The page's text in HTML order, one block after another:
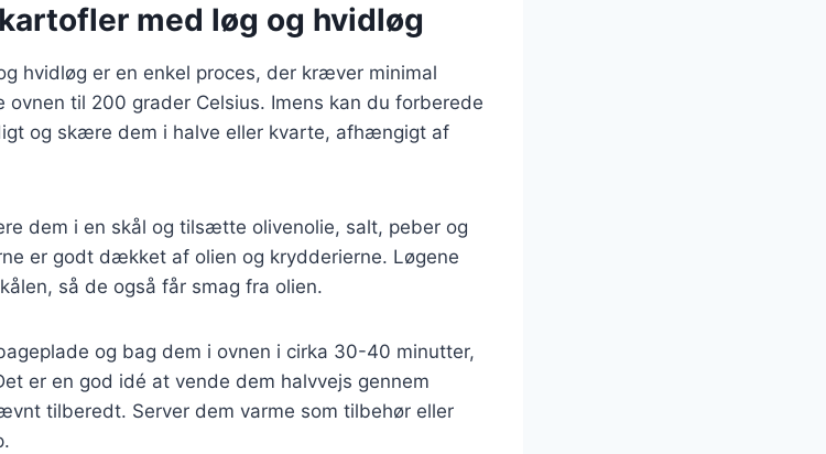
med løg og hvidløg
hvidløg er en enkel proces, der kræver minimal
til 200 grader Celsius. Imens kan du forberede
og skære dem i halve eller kvarte, afhængigt af
dem i en skål og tilsætte olivenolie, salt, peber og
er godt dækket af olien og krydderierne. Løgene
så de også får smag fra olien.
og bag dem i ovnen i cirka 30-40 minutter,
er en god idé at vende dem halvvejs gennem
tilberedt. Server dem varme som tilbehør eller